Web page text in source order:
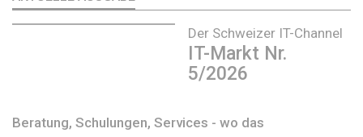
Der Schweizer IT-Channel
IT-Markt Nr.
5/2026
Beratung, Schulungen, Services - wo das